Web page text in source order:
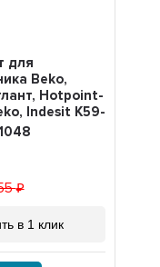
для
Beko,
Hotpoint-
Indesit K59-
в 1 клик